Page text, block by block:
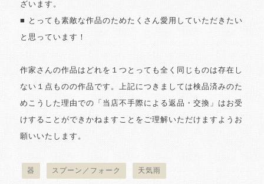
ざいます。
■ とっても素敵な作品のためたくさん愛用していただきたい
と思っています！
作家さんの作品はどれを１つとっても全く同じものは存在し
ない１点ものの作品です。上記につきましては検品済みのた
めこうした理由での「当店不手際による返品・交換」はお受
けすることができかねますことをご理解いただけますようお
願いいたします。
器 スプーン／フォーク 天気雨